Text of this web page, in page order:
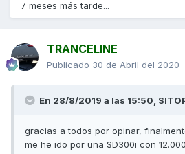
7 meses más tarde...
TRANCELINE
Publicado 30 de Abril del 2020
En 28/8/2019 a las 15:50,
gracias a todos por opinar,
me he ido por una SD300i con